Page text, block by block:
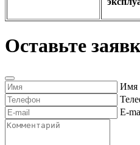
Оставьте
Имя